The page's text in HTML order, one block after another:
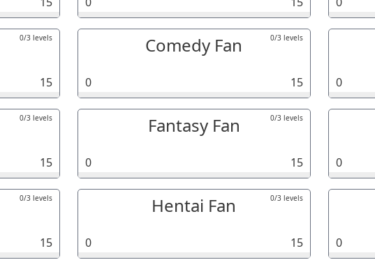
0/3 levels
15
Comedy Fan 0/3 levels
0 15 0
0/3 levels
15
Fantasy Fan 0/3 levels
0 15 0
0/3 levels
15
Hentai Fan 0/3 levels
0 15 0